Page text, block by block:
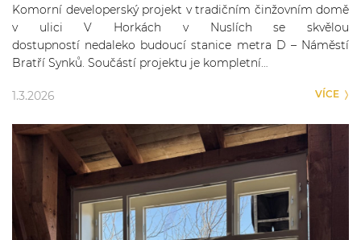
Komorní developerský projekt v tradičním činžovním domě
v ulici V Horkách v Nuslích se skvělou
dostupností nedaleko budoucí stanice metra D – Náměstí
Bratří Synků. Součástí projektu je kompletní…
1.3.2026 VÍCE